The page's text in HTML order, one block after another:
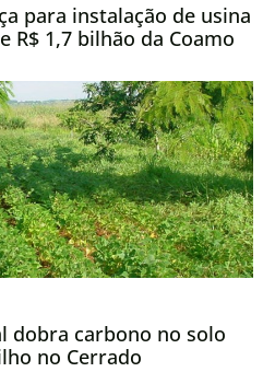
para instalação de usina
R$ 1,7 bilhão da Coamo
dobra carbono no solo
no Cerrado